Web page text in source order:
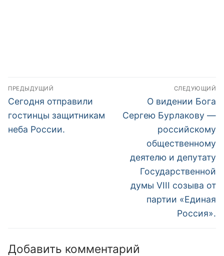
Навигация
по
записям
ПРЕДЫДУЩИЙ
Предыдущая
запись:
Сегодня отправили
гостинцы защитникам
неба России.
СЛЕДУЮЩИЙ
Следующая
запись:
О видении Бога
Сергею Бурлакову —
российскому
общественному
деятелю и депутату
Государственной
думы VIII созыва от
партии «Единая
Россия».
Добавить комментарий